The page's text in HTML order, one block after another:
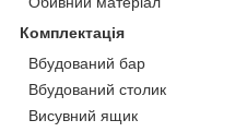
Комплектація
Вбудований бар
Вбудований столик
Висувний ящик